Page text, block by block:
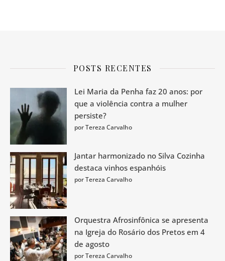
POSTS RECENTES
Lei Maria da Penha faz 20 anos: por
que a violência contra a mulher
persiste?
por Tereza Carvalho
Jantar harmonizado no Silva Cozinha
destaca vinhos espanhóis
por Tereza Carvalho
Orquestra Afrosinfônica se apresenta
na Igreja do Rosário dos Pretos em 4
de agosto
por Tereza Carvalho